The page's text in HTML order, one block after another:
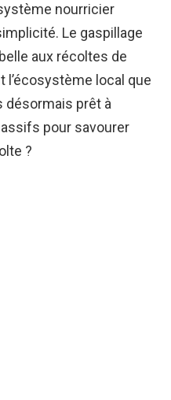
nourricier
Le gaspillage
aux récoltes de
l’écosystème local que
désormais prêt à
pour savourer
?